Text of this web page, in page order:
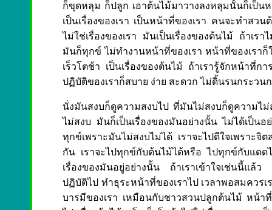
ก็ขุดหลุม ก็ปลูก เอาต้นไม้มาวางลงหลุมนั้นก็เป็น
เป็นเรื่องของเรา เป็นหน้าที่ของเรา คนจะทำส
ไม่ใช่เรื่องของเรา มันเป็นเรื่องของต้นไม้ ถ้าเ
มันก็ทุกข์ ไม่ทำงานหน้าที่ของเรา หน้าที่ของเรา
เร็วโตช้า เป็นเรื่องของต้นไม้ ถ้าเรารู้จักหน้าที่ก
ปฏิบัติของเราก็สบาย ง่าย สะดวก ไม่ดิ้นรนกระวน
นั่งมันสงบก็ดูความสงบไป ที่มันไม่สงบก็ดูความไ
ไม่สงบ มันก็เป็นเรื่องของมันอย่างนั้น ไม่ได้เป็น
ทุกข์เพราะมันไม่สงบไม่ได้ เราจะไปดีใจเพราะจิ
กัน เราจะไปทุกข์กับต้นไม้ได้หรือ ไปทุกข์กับแด
เรื่องของมันอยู่อย่างนั้น ถ้าเราเข้าใจเช่นนี้แล้
ปฏิบัติไป ทำธุระหน้าที่ของเราไป เวลาพอสมควร
บารมีของเรา เหมือนกับชาวสวนปลูกต้นไม้ หน้า